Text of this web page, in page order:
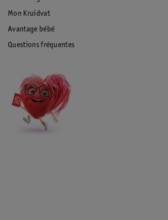
Mon Kruidvat
Avantage bébé
Questions fréquentes